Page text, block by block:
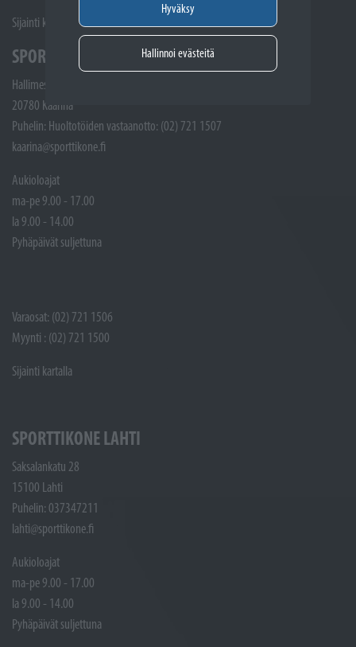
Hyväksy
Hallinnoi evästeitä
Sijainti kartalla
SPORTTIKONE KAARINA
Hallimestarinkatu 4
20780 Kaarina
Puhelin: Huoltotöiden vastaanotto: (02) 721 1507
kaarina@sporttikone.fi
Aukioloajat
ma-pe 9.00 - 17.00
la 9.00 - 14.00
Pyhäpäivät suljettuna
Varaosat: (02) 721 1506
Myynti : (02) 721 1500
Sijainti kartalla
SPORTTIKONE LAHTI
Saksalankatu 28
15100 Lahti
Puhelin: 037347211
lahti@sporttikone.fi
Aukioloajat
ma-pe 9.00 - 17.00
la 9.00 - 14.00
Pyhäpäivät suljettuna